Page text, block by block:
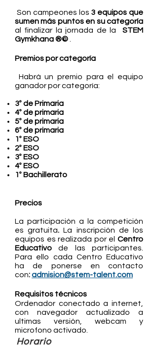
Son campeones los 3 equipos que
sumen más puntos en su categoría
al finalizar la jornada de la STEM
Gymkhana ®©
Premios por categoría
Habrá un premio para el equipo
ganador por categoría:
3º de Primaria
4º de primaria
5º de primaria
6º de primaria
1º ESO
2º ESO
3º ESO
4º ESO
1º Bachillerato
Precios
La participación a la competición
es gratuita.La inscripción de los
equipos es realizada por el Centro
Educativo de las participantes.
Para ello cada Centro Educativo
ha de ponerse en contacto
con:admision@stem-talent.com
Requisitos técnicos
Ordenador conectado a internet,
con navegador actualizado a
ultimas versión, webcam y
microfono activado.
Horario